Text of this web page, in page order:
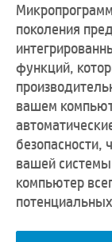
поколения
функций,
вашем
вашей
компьютер